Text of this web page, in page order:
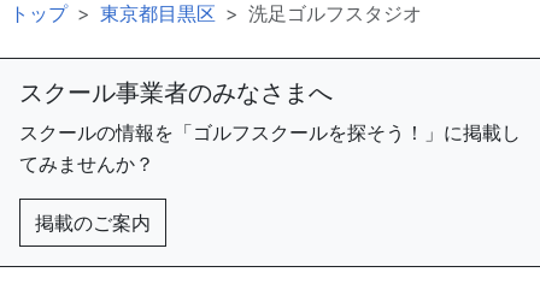
トップ 東京都目黒区 洗足ゴルフスタジオ
スクール事業者のみなさまへ
スクールの情報を「ゴルフスクールを探そう！」に掲載し
てみませんか？
掲載のご案内